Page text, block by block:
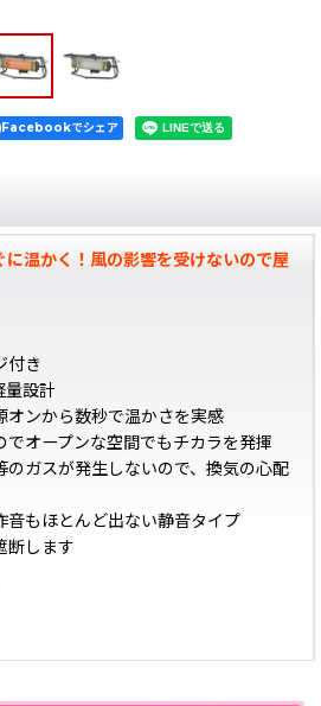
Facebookでシェア
温かく！風の影響を受けないので屋
付き
量設計
オンから数秒で温かさを実感
でオープンな空間でもチカラを発揮
のガスが発生しないので、換気の心配
音もほとんど出ない静音タイプ
断します